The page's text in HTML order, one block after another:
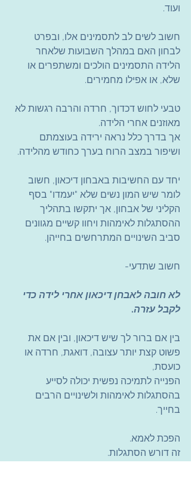
ועוד.
חשוב לשים לב לתסמינים אלו, ובפרט
לבחון האם במהלך השבועות שלאחר
הלידה התסמינים הולכים ומשתפרים או
שלא, או אפילו מחמירים.
טבעי לחוש דכדוך, חרדה והרבה רגשות לא
מאוזנים אחרי הלידה.
אך בדרך כלל נראה ירידה בעוצמתם
ושיפור במצב הרוח בערך כחודש מהלידה.
יחד עם החשיבות באבחון דיכאון, חשוב
לומר שיש המון נשים שלא "יעמדו" בסף
הקליני של אבחון, אך יתקשו בתהליך
ההסתגלות לאימהות ויחוו קשיים מגוונים
סביב השינויים המתרחשים בחייהן.
חשוב שתדעי-
לא חובה לאבחן דיכאון אחרי לידה כדי
לקבל עזרה.
בין אם ברור לך שיש דיכאון, ובין אם את
פשוט קצת יותר עצובה, דואגת, חרדה או
כועסת,
הפנייה לתמיכה נפשית יכולה לסייע
בהסתגלות לאימהות ולשינויים הרבים
בחייך.
הפכת לאמא.
זה דורש הסתגלות.